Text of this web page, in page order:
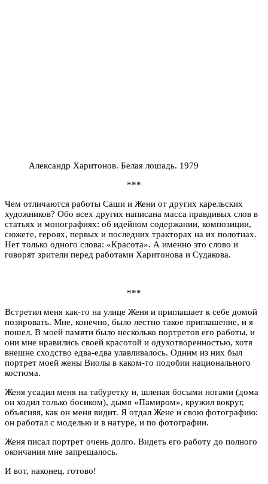
Александр Харитонов. Белая лошадь. 1979
***
Чем отличаются работы Саши и Жени от других карельских
художников? Обо всех других написана масса правдивых слов в
статьях и монографиях: об идейном содержании, композиции,
сюжете, героях, первых и последних тракторах на их полотнах.
Нет только одного слова: «Красота». А именно это слово и
говорят зрители перед работами Харитонова и Судакова.
***
Встретил меня как-то на улице Женя и приглашает к себе домой
позировать. Мне, конечно, было лестно такое приглашение, и я
пошел. В моей памяти было несколько портретов его работы, и
они мне нравились своей красотой и одухотворенностью, хотя
внешне сходство едва-едва улавливалось. Одним из них был
портрет моей жены Виолы в каком-то подобии национального
костюма.
Женя усадил меня на табуретку и, шлепая босыми ногами (дома
он ходил только босиком), дымя «Памиром», кружил вокруг,
объясняя, как он меня видит. Я отдал Жене и свою фотографию:
он работал с моделью и в натуре, и по фотографии.
Женя писал портрет очень долго. Видеть его работу до полного
окончания мне запрещалось.
И вот, наконец, готово!